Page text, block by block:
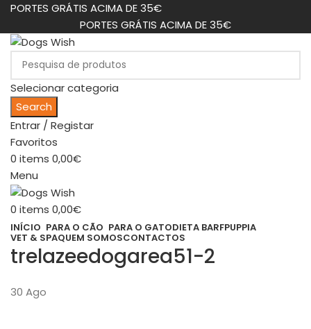
PORTES GRÁTIS ACIMA DE 35€
PORTES GRÁTIS ACIMA DE 35€
Selecionar categoria
Search
Entrar / Registar
Favoritos
0 items 0,00€
Menu
0 items 0,00€
INÍCIO PARA O CÃO PARA O GATODIETA BARFPUPPIA
VET & SPAQUEM SOMOSCONTACTOS
trelazeedogarea51-2
30 Ago